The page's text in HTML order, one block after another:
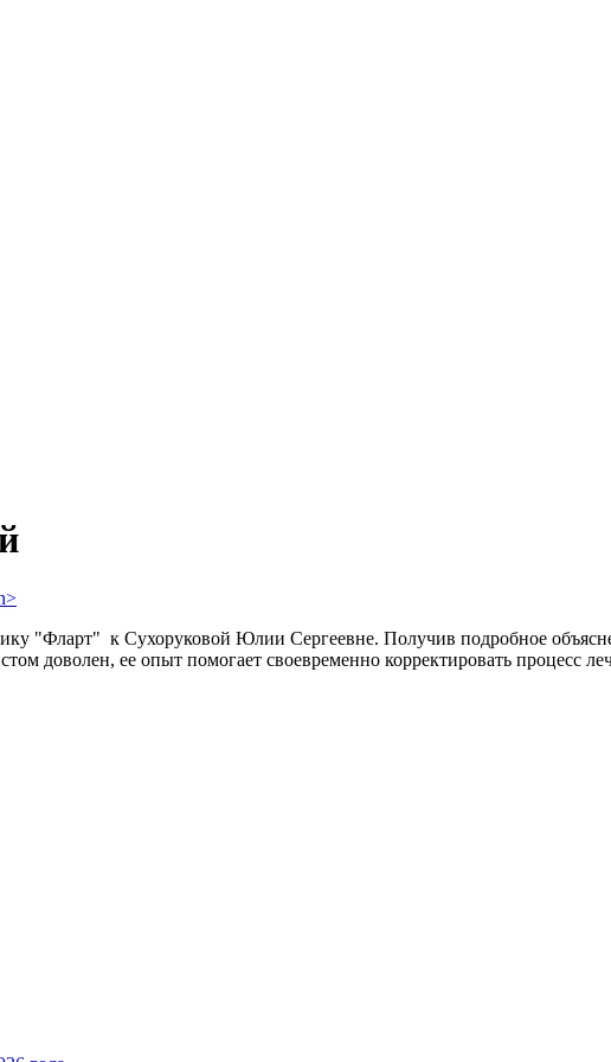
"Фларт" к Сухоруковой Юлии Сергеевне. Получив подробное
доволен, ее опыт помогает своевременно корректировать процесс